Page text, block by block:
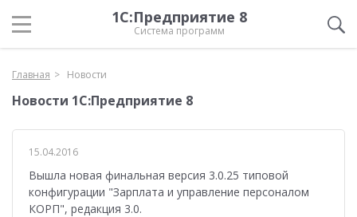
1С:Предприятие 8
Система программ
Главная Новости
Новости 1С:Предприятие 8
15.04.2016
Вышла новая финальная версия 3.0.25 типовой
конфигурации "Зарплата и управление персоналом
КОРП", редакция 3.0.